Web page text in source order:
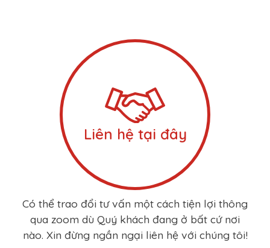
Liên hệ tại đây
Có thể trao đổi tư vấn một cách tiện lợi thông
qua zoom dù Quý khách đang ở bất cứ nơi
nào. Xin đừng ngần ngại liên hệ với chúng tôi!